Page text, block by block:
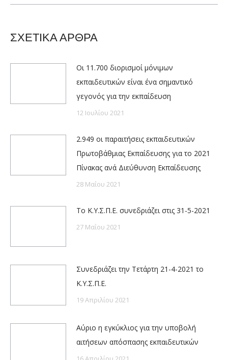
ΣΧΕΤΙΚΑ ΑΡΘΡΑ
Οι 11.700 διορισμοί μόνιμων
εκπαιδευτικών είναι ένα σημαντικό
γεγονός για την εκπαίδευση
12 Ιουλίου 2021
2.949 οι παραιτήσεις εκπαιδευτικών
Πρωτοβάθμιας Εκπαίδευσης για το 2021
Πίνακας ανά Διεύθυνση Εκπαίδευσης
28 Μαΐου 2021
Το Κ.Υ.Σ.Π.Ε. συνεδριάζει στις 31-5-2021
27 Μαΐου 2021
Συνεδριάζει την Τετάρτη 21-4-2021 το
Κ.Υ.Σ.Π.Ε.
19 Απριλίου 2021
Αύριο η εγκύκλιος για την υποβολή
αιτήσεων απόσπασης εκπαιδευτικών